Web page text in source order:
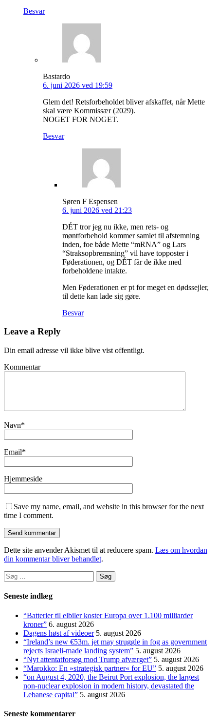
Besvar
Bastardo
6. juni 2026 ved 19:59
Glem det! Retsforbeholdet bliver afskaffet, når Mette
skal være Kommissær (2029).
NOGET FOR NOGET.
Besvar
Søren F Espensen
6. juni 2026 ved 21:23
DÉT tror jeg nu ikke, men rets- og
møntforbehold kommer samlet til afstemning
inden, foe både Mette “mRNA” og Lars
“Straksopbremsning” vil have topposter i
Føderationen, og DÉT får de ikke med
forbeholdene intakte.
Men Føderationen er pt for meget en dødssejler,
til dette kan lade sig gøre.
Besvar
Leave a Reply
Din email adresse vil ikke blive vist offentligt.
Kommentar
Navn*
Email*
Hjemmeside
Save my name, email, and website in this browser for the next
time I comment.
Dette site anvender Akismet til at reducere spam. Læs om hvordan
din kommentar bliver behandlet.
Søg
efter:
Seneste indlæg
“Batterier til elbiler koster Europa over 1.100 milliarder
kroner” 6. august 2026
Dagens høst af videoer 5. august 2026
“Ireland’s new €53m. jet may struggle in fog as government
rejects Israeli-made landing system” 5. august 2026
“Nyt attentatforsøg mod Trump afværget” 5. august 2026
“Marokko: En »strategisk partner« for EU” 5. august 2026
“on August 4, 2020, the Beirut Port explosion, the largest
non-nuclear explosion in modern history, devastated the
Lebanese capital” 5. august 2026
Seneste kommentarer